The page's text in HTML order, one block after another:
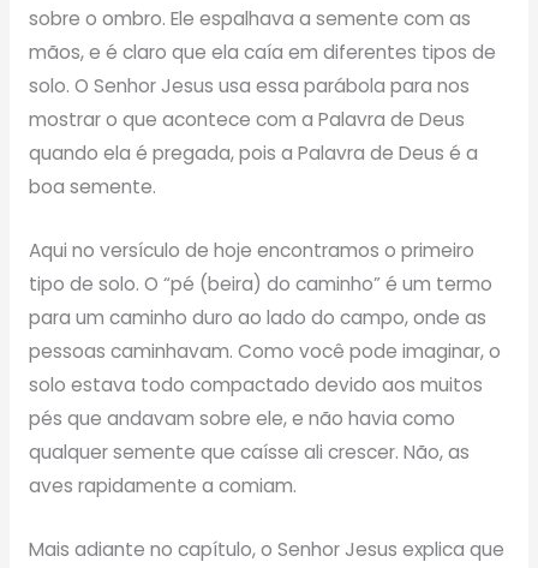
sobre o ombro. Ele espalhava a semente com as
mãos, e é claro que ela caía em diferentes tipos de
solo. O Senhor Jesus usa essa parábola para nos
mostrar o que acontece com a Palavra de Deus
quando ela é pregada, pois a Palavra de Deus é a
boa semente.
Aqui no versículo de hoje encontramos o primeiro
tipo de solo. O “pé (beira) do caminho” é um termo
para um caminho duro ao lado do campo, onde as
pessoas caminhavam. Como você pode imaginar, o
solo estava todo compactado devido aos muitos
pés que andavam sobre ele, e não havia como
qualquer semente que caísse ali crescer. Não, as
aves rapidamente a comiam.
Mais adiante no capítulo, o Senhor Jesus explica que